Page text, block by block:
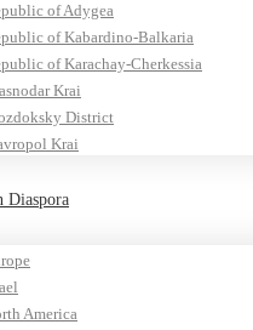
of Adygea
of Kabardino-Balkaria
of Karachay-Cherkessia
Krai
District
Krai
Diaspora
America